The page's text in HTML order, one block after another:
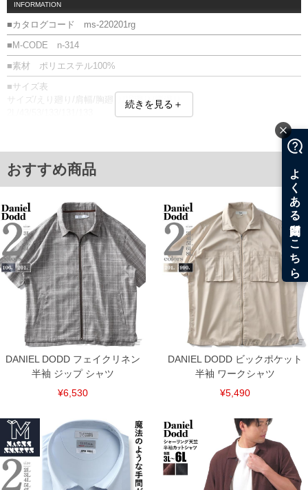
INFORMATION
■カタログコード ms-220201rg
■M-CODE n-314
■素材 ポリエステル100%
■サイズ表
サイズ/えり廻り/肩幅/胸廻り/胴廻り/腰廻り
5L/49/59/151/149/151
6L/51/61/157/155/157
7L/53/63/163/161/163
単位はcm
※【返品交換について】
返品交換希望の方は、商品到着後1週間以内にご連絡ください。
下着(肌着)やワイシャツは商品の性質上、返品交換不可とさせて頂いております。予め
ご了承くださいませ。
※【ボトムの裾上げをご希望の場合】
裾上げ料金は500円+税となります。
備考欄に股下●cmとご記入下さい。（裾上げ無料対象商品は1本につき税込6,000円以
上の品が対象。1本5,999円以下の商品は有料（500円+税）となります。）
出荷まで約1週間～20日間程お時間を頂く場合がございます。
尚、裾上げした商品は返品・交換不可となりますので、予めご了承下さい。
一部、お直しに対応出来ない商品がございます。(例：裾にファスナーや調節ひもが付
※商品によって若干のサイズの誤差がございます。また、お客様がご使用の環境（コ
す。そのようなことがない様最大限に努めておりますが、もしあった場合速やかにご
連絡させて頂きますので予めご了承ください。
ITEM INTRODUCTION
続きを見る＋
おすすめ商品
DANIEL DODD フェイクリネン
半袖 ジップ シャツ
¥6,530
DANIEL DODD ビックポケット
半袖 ワークシャツ
¥5,490